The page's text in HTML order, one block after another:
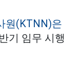
원(KTNN)은
기 임무 시행